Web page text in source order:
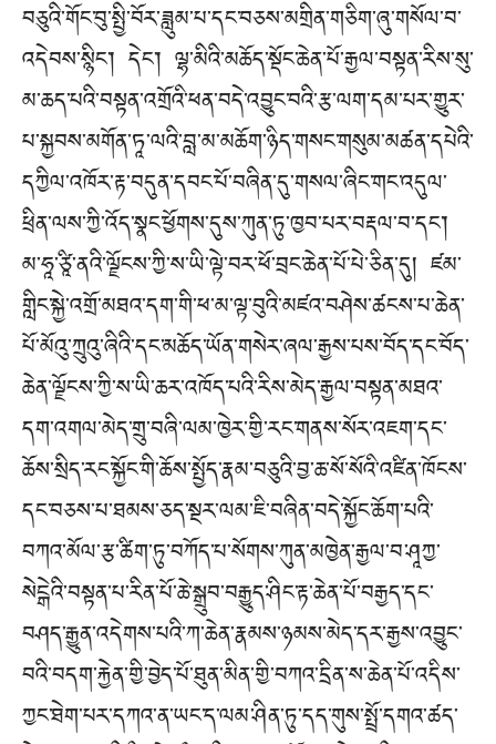
བཅུའི་གོང་བུ་སྤྱི་བོར་ཟླུམ་པ་དང་བཅས་མགྲིན་གཅིག་ཞུ་གསོལ་བ་
འདེབས་སྙིང་། དེང་། ལྷ་མིའི་མཆོད་སྡོང་ཆེན་པོ་རྒྱལ་བསྟན་རིས་སུ་
མ་ཆད་པའི་བསྟན་འགྲོའི་ཕན་བདེ་འབྱུང་བའི་རྩ་ལག་དམ་པར་གྱུར་
པ་སྐྱབས་མགོན་ཏཱ་ལའི་བླ་མ་མཆོག་ཉིད་གསང་གསུམ་མཚན་དཔེའི་
དཀྱིལ་འཁོར་རྟ་བདུན་དབང་པོ་བཞིན་དུ་གསལ་ཞིང་གང་འདུལ་
ཕྲིན་ལས་ཀྱི་འོད་སྣང་ཕྱོགས་དུས་ཀུན་ཏུ་ཁྱབ་པར་བརྡལ་བ་དང་།
མ་ཧཱ་ཙཱི་ནའི་ལྗོངས་ཀྱི་ས་ཡི་ལྟེ་བར་ཕོ་བྲང་ཆེན་པོ་པེ་ཅིན་དུ། ཛམ་
གླིང་སྐྱེ་འགྲོ་མཐའ་དག་གི་ཕ་མ་ལྟ་བུའི་མཛའ་བཤེས་ཚངས་པ་ཆེན་
པོ་མོའུ་ཀྲུའུ་ཞིའི་དང་མཆོད་ཡོན་གསེར་ཞལ་རྒྱས་པས་བོད་དང་བོད་
ཆེན་ལྗོངས་ཀྱི་ས་ཡི་ཆར་འཁོད་པའི་རིས་མེད་རྒྱལ་བསྟན་མཐའ་
དག་འགལ་མེད་གྲུ་བཞི་ལམ་ཁྱེར་གྱི་རང་གནས་སོར་འཇག་དང་
ཆོས་སྲིད་རང་སྐྱོང་གི་ཆོས་སྤྱོད་རྣམ་བཅུའི་བྱ་ཆ་སོ་སོའི་འཛིན་ཁོངས་
དང་བཅས་པ་ཐམས་ཅད་སྔར་ལམ་ཇི་བཞིན་བདེ་སྐྱོང་ཆོག་པའི་
བཀའ་མོལ་རྩ་ཚིག་ཏུ་བཀོད་པ་སོགས་ཀུན་མཁྱེན་རྒྱལ་བ་ཤཱཀྱ་
སེངྒེའི་བསྟན་པ་རིན་པོ་ཆེ་སྒྲུབ་བརྒྱུད་ཤིང་རྟ་ཆེན་པོ་བརྒྱད་དང་
བཤད་རྒྱུན་འདེགས་པའི་ཀ་ཆེན་རྣམས་ཉམས་མེད་དར་རྒྱས་འབྱུང་
བའི་བདག་རྐྱེན་གྱི་བྱེད་པོ་ཐུན་མིན་གྱི་བཀའ་དྲིན་ས་ཆེན་པོ་འདིས་
ཀྱང་ཐེག་པར་དཀའ་ན་ཡང་ད་ལམ་ཤིན་ཏུ་དད་གུས་སྤྲོ་དགའ་ཚད་